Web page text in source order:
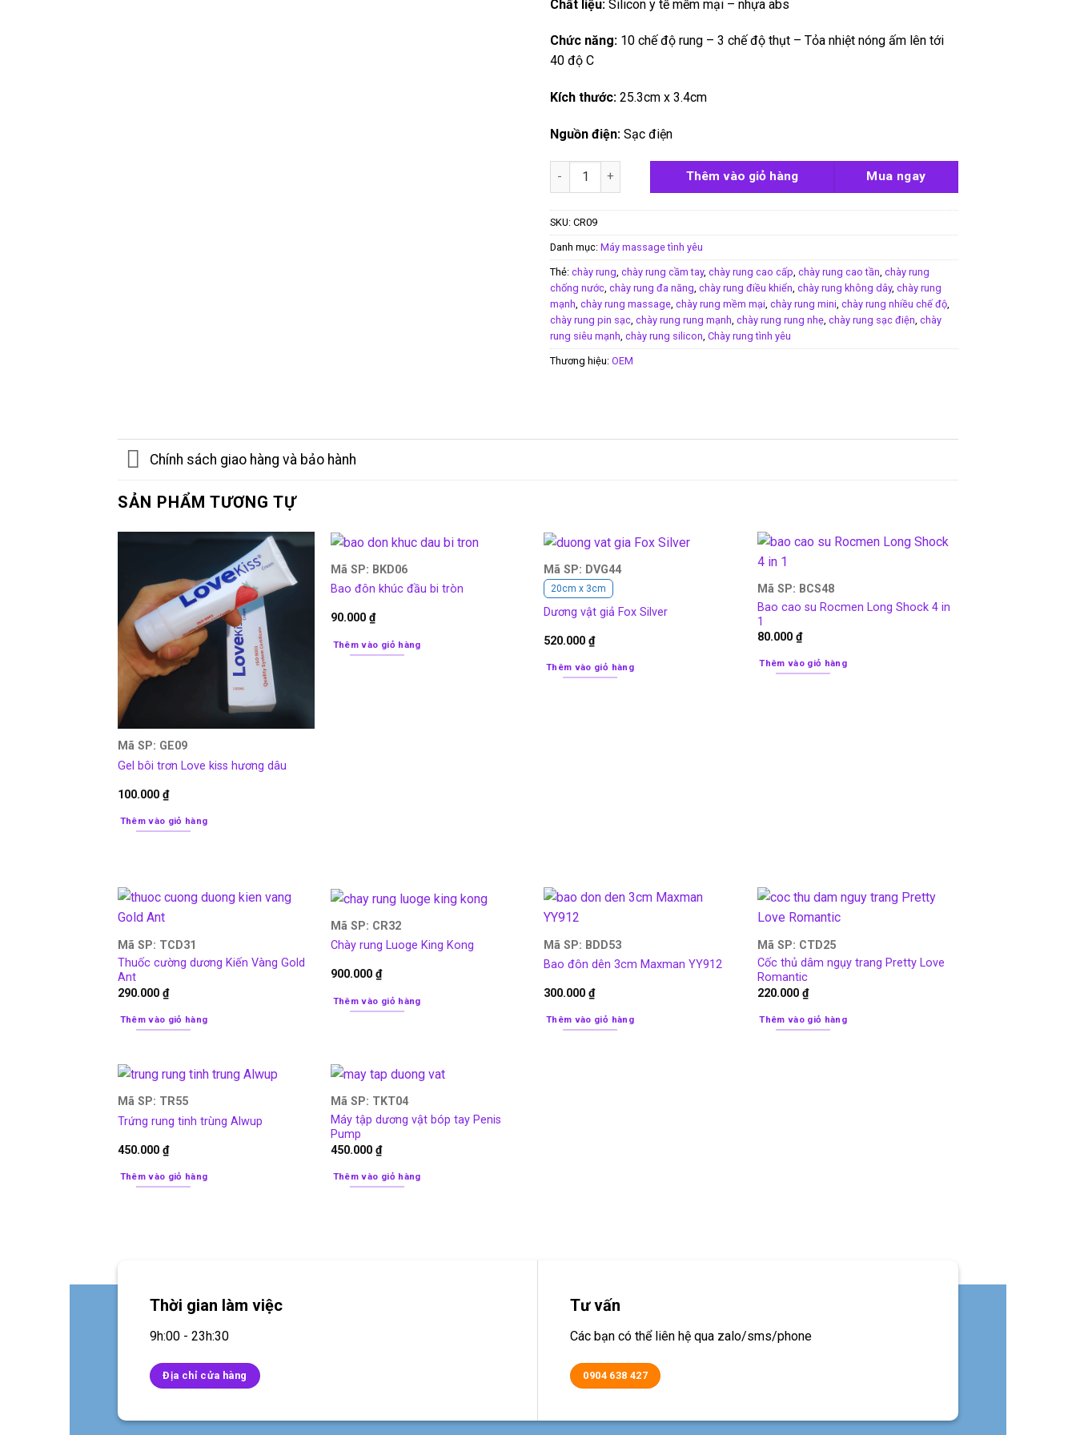
Chất liệu: Silicon y tế mềm mại – nhựa abs
Chức năng: 10 chế độ rung – 3 chế độ thụt – Tỏa nhiệt nóng ấm lên tới
40 độ C
Kích thước: 25.3cm x 3.4cm
Nguồn điện: Sạc điện
Chày rung 2 đầu rung thụt Manno Lucy số lượng
Thêm vào giỏ hàng Mua ngay
SKU: CR09
Danh mục: Máy massage tình yêu
Thẻ: chày rung chày rung cầm tay, chày rung cao cấp chày rung cao tần chày rung
chống nước chày rung đa năng chày rung điều khiển chày rung không dây, chày rung
mạnh chày rung massage chày rung mềm mại chày rung mini chày rung nhiều chế độ
chày rung pin sạc chày rung rung mạnh chày rung rung nhẹ chày rung sạc điện chày
rung siêu mạnh chày rung silicon Chày rung tình yêu
Thương hiệu: OEM
Chính sách giao hàng và bảo hành
SẢN PHẨM TƯƠNG TỰ
Mã SP: GE09
Gel bôi trơn Love kiss hương dâu
100.000 ₫
Thêm vào giỏ hàng
Mã SP: BKD06
Bao đôn khúc đầu bi tròn
90.000₫
Thêm vào giỏ hàng
Mã SP: DVG44
20cm x 3cm
Dương vật giả Fox Silver
520.000₫
Thêm vào giỏ hàng
Mã SP: BCS48
Bao cao su Rocmen Long Shock 4 in
1
80.000 ₫
Thêm vào giỏ hàng
Mã SP: TCD31
Thuốc cường dương Kiến Vàng Gold
Ant
290.000 ₫
Thêm vào giỏ hàng
Mã SP: CR32
Chày rung Luoge King Kong
900.000₫
Thêm vào giỏ hàng
Mã SP: BDD53
Bao đôn dên 3cm Maxman YY912
300.000₫
Thêm vào giỏ hàng
Mã SP: CTD25
Cốc thủ dâm ngụy trang Pretty Love
Romantic
220.000 ₫
Thêm vào giỏ hàng
Mã SP: TR55
Trứng rung tinh trùng Alwup
450.000 ₫
Thêm vào giỏ hàng
Mã SP: TKT04
Máy tập dương vật bóp tay Penis
Pump
450.000₫
Thêm vào giỏ hàng
Thời gian làm việc
9h:00 - 23h:30
Địa chỉ cửa hàng
Tư vấn
Các bạn có thể liên hệ qua zalo/sms/phone
0904 638 427